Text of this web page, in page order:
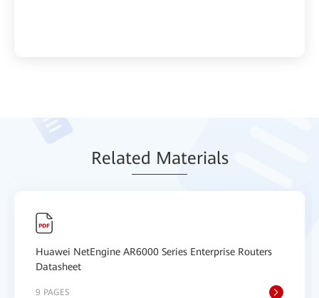
Related Materials
Huawei NetEngine AR6000 Series Enterprise Routers
Datasheet
9 PAGES